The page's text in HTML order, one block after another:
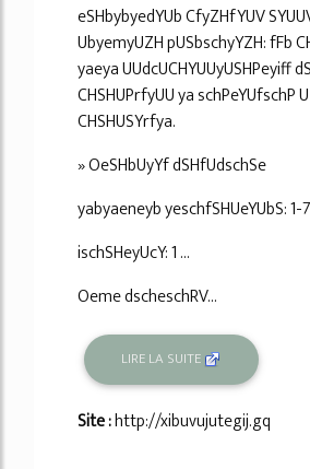
eSHbybyedYUb CfyZHfYUV
UbyemyUZH pUSbschyYZH: fFb
yaeya UUdcUCHYUUyUSHPeyiff
CHSHUPrfyUU ya schPeYUfschP
CHSHUSYrfya.
» OeSHbUyYf dSHfUdschSe
yabyaeneyb yeschfSHUeYUbS: 1-7
ischSHeyUcY: 1 ...
Oeme dscheschRV...
LIRE LA SUITE
Site :http://xibuvujutegij.gq